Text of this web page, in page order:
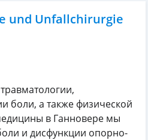
und Unfallchirurgie
боли, а также физической
в Ганновере мы
и дисфункции опорно-